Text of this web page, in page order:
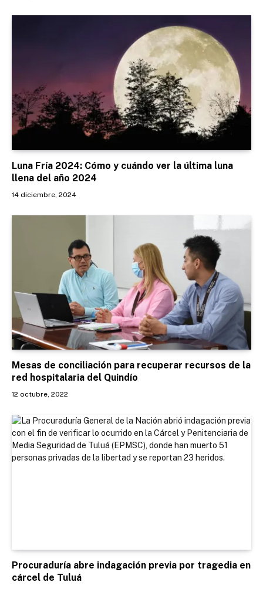
Luna Fría 2024: Cómo y cuándo ver la última luna
llena del año 2024
14 diciembre, 2024
Mesas de conciliación para recuperar recursos de la
red hospitalaria del Quindío
12 octubre, 2022
Procuraduría abre indagación previa por tragedia en
cárcel de Tuluá